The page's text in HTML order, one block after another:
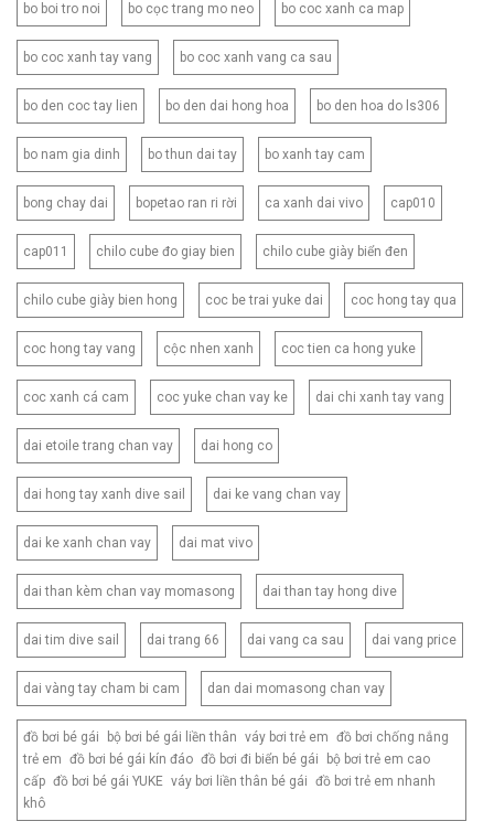
bo boi tro noi bo cọc trang mo neo bo coc xanh ca map
bo coc xanh tay vang bo coc xanh vang ca sau
bo den coc tay lien bo den dai hong hoa bo den hoa do ls306
bo nam gia dinh bo thun dai tay bo xanh tay cam
bong chay dai bopetao ran ri rời ca xanh dai vivo cap010
cap011 chilo cube đo giay bien chilo cube giày biển đen
chilo cube giày bien hong coc be trai yuke dai coc hong tay qua
coc hong tay vang cộc nhen xanh coc tien ca hong yuke
coc xanh cá cam coc yuke chan vay ke dai chi xanh tay vang
dai etoile trang chan vay dai hong co
dai hong tay xanh dive sail dai ke vang chan vay
dai ke xanh chan vay dai mat vivo
dai than kèm chan vay momasong dai than tay hong dive
dai tim dive sail dai trang 66 dai vang ca sau dai vang price
dai vàng tay cham bi cam dan dai momasong chan vay
đồ bơi bé gái bộ bơi bé gái liền thân váy bơi trẻ em đồ bơi chống nắng
trẻ em đồ bơi bé gái kín đáo đồ bơi đi biển bé gái bộ bơi trẻ em cao
cấp đồ bơi bé gái YUKE váy bơi liền thân bé gái đồ bơi trẻ em nhanh
khô